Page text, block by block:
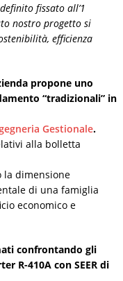
fissato all’1
nostro progetto si
efficienza
propone uno
“tradizionali” in
Gestionale.
alla bolletta
la dimensione
di una famiglia
economico e
confrontando gli
R-410A con SEER di